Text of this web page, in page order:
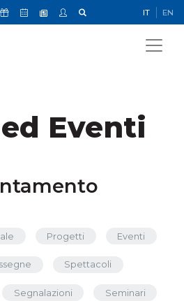
Icona Sostienici
Icona Calendario Eventi
Icona Newsletter
Icona My Civica IT EN
Eventi
Progetti Eventi
Spettacoli
Segnalazioni Seminari